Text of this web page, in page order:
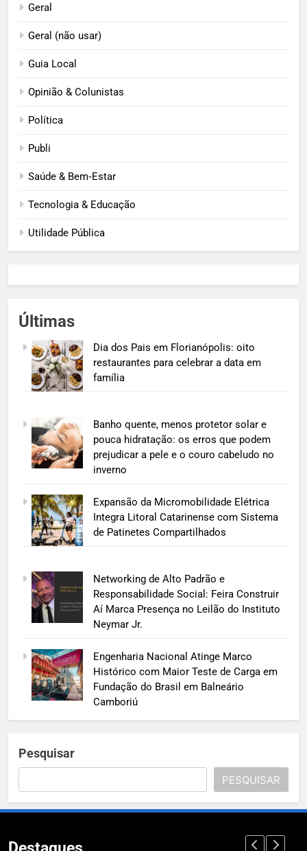
Geral
Geral (não usar)
Guia Local
Opinião & Colunistas
Política
Publi
Saúde & Bem‑Estar
Tecnologia & Educação
Utilidade Pública
Últimas
Dia dos Pais em Florianópolis: oito
restaurantes para celebrar a data em
família
Banho quente, menos protetor solar e
pouca hidratação: os erros que podem
prejudicar a pele e o couro cabeludo no
inverno
Expansão da Micromobilidade Elétrica
Integra Litoral Catarinense com Sistema
de Patinetes Compartilhados
Networking de Alto Padrão e
Responsabilidade Social: Feira Construir
Aí Marca Presença no Leilão do Instituto
Neymar Jr.
Engenharia Nacional Atinge Marco
Histórico com Maior Teste de Carga em
Fundação do Brasil em Balneário
Camboriú
Pesquisar
PESQUISAR